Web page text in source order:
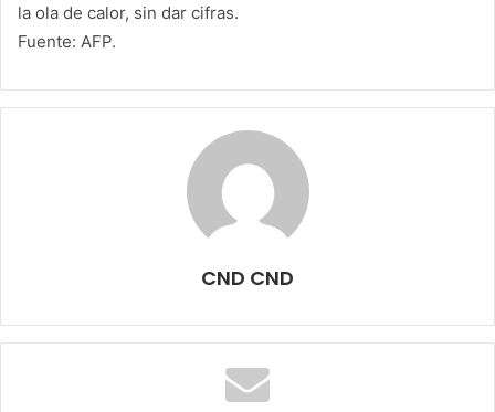
la ola de calor, sin dar cifras.
Fuente: AFP.
CND CND